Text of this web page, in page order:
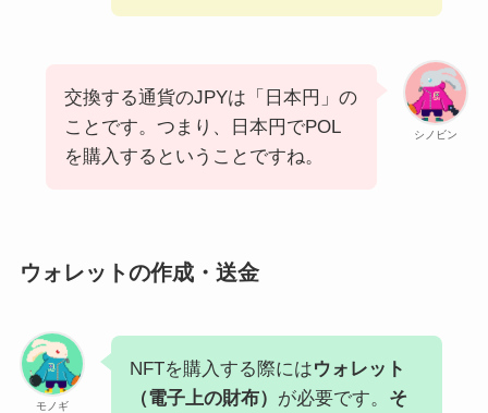
シノビン
交換する通貨のJPYは「日本円」の
ことです。つまり、日本円でPOL
を購入するということですね。
ウォレットの作成・送金
モノギ
NFTを購入する際にはウォレット
（電子上の財布） が必要です。 そ